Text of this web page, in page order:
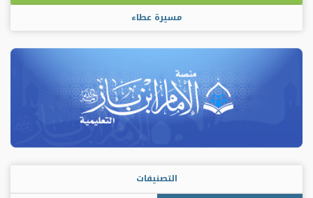
مسيرة عطاء
التصنيفات